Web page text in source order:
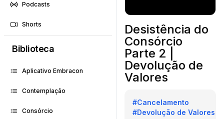
Podcasts
Shorts
Biblioteca
Aplicativo Embracon
Contemplação
Consórcio
Desistência do
Consórcio
Parte 2 |
Devolução de
Valores
#Cancelamento
#Devolução de Valores